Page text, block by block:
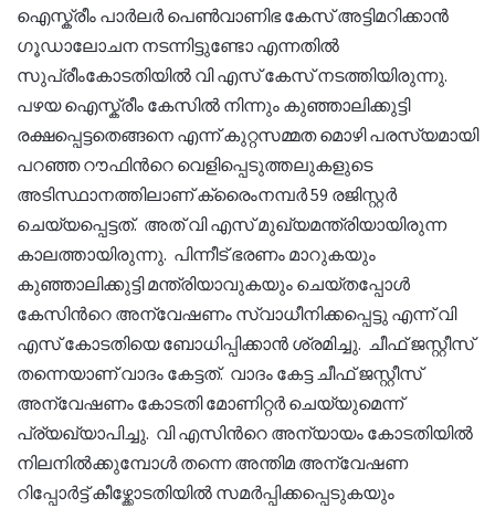
ഐസ്ക്രീം പാര്‍ലര്‍ പെണ്‍വാണിഭ കേസ് അട്ടിമറിക്കാന്‍
ഗൂഡാലോചന നടന്നിട്ടുണ്ടോ എന്നതില്‍
സുപ്രീംകോടതിയില്‍ വി എസ് കേസ് നടത്തിയിരുന്നു.
പഴയ ഐസ്ക്രീം കേസില്‍ നിന്നും കുഞ്ഞാലിക്കുട്ടി
രക്ഷപ്പെട്ടതെങ്ങനെ എന്ന് കുറ്റസമ്മത മൊഴി പരസ്യമായി
പറഞ്ഞ റൗഫിന്‍റെ വെളിപ്പെടുത്തലുകളുടെ
അടിസ്ഥാനത്തിലാണ് ക്രൈംനമ്പര്‍ 59 രജിസ്റ്റര്‍
ചെയ്യപ്പെട്ടത്. അത് വി എസ് മുഖ്യമന്ത്രിയായിരുന്ന
കാലത്തായിരുന്നു. പിന്നീട് ഭരണം മാറുകയും
കുഞ്ഞാലിക്കുട്ടി മന്ത്രിയാവുകയും ചെയ്തപ്പോള്‍
കേസിന്‍റെ അന്വേഷണം സ്വാധീനിക്കപ്പെട്ടു എന്ന് വി
എസ് കോടതിയെ ബോധിപ്പിക്കാന്‍ ശ്രമിച്ചു. ചീഫ് ജസ്റ്റീസ്
തന്നെയാണ് വാദം കേട്ടത്. വാദം കേട്ട ചീഫ് ജസ്റ്റീസ്
അന്വേഷണം കോടതി മോണിറ്റര്‍ ചെയ്യുമെന്ന്
പ്ര്യഖ്യാപിച്ചു. വി എസിന്‍റെ അന്യായം കോടതിയില്‍
നിലനില്‍ക്കുമ്പോള്‍ തന്നെ അന്തിമ അന്വേഷണ
റിപ്പോര്‍ട്ട് കീഴ്ക്കോടതിയില്‍ സമര്‍പ്പിക്കപ്പെടുകയും